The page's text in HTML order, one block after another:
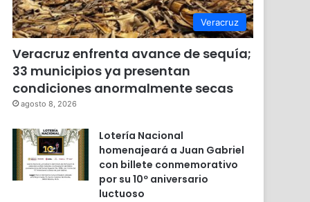
Veracruz
Veracruz enfrenta avance de sequía;
33 municipios ya presentan
condiciones anormalmente secas
agosto 8, 2026
Lotería Nacional
homenajeará a Juan Gabriel
con billete conmemorativo
por su 10º aniversario
luctuoso